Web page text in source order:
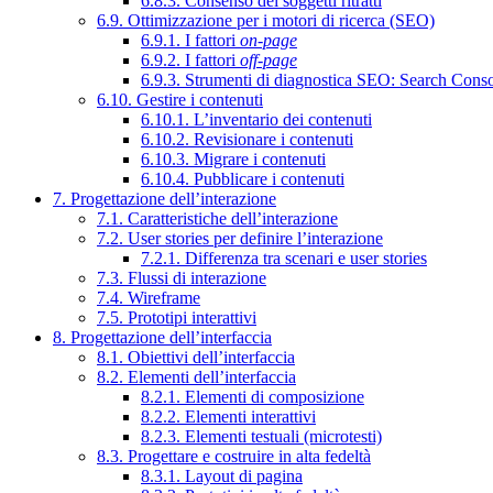
6.9. Ottimizzazione per i motori di ricerca (SEO)
6.9.1. I fattori on-page
6.9.2. I fattori off-page
6.9.3. Strumenti di diagnostica SEO: Search
6.10. Gestire i contenuti
6.10.1. L’inventario dei contenuti
6.10.2. Revisionare i contenuti
6.10.3. Migrare i contenuti
6.10.4. Pubblicare i contenuti
7. Progettazione dell’interazione
7.1. Caratteristiche dell’interazione
7.2. User stories per definire l’interazione
7.2.1. Differenza tra scenari e user stories
7.3. Flussi di interazione
7.4. Wireframe
7.5. Prototipi interattivi
8. Progettazione dell’interfaccia
8.1. Obiettivi dell’interfaccia
8.2. Elementi dell’interfaccia
8.2.1. Elementi di composizione
8.2.2. Elementi interattivi
8.2.3. Elementi testuali (microtesti)
8.3. Progettare e costruire in alta fedeltà
8.3.1. Layout di pagina